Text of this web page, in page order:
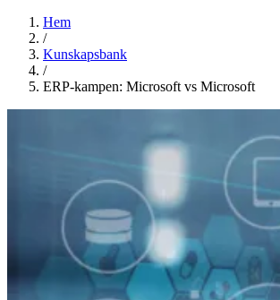
Hem
/
Kunskapsbank
/
ERP-kampen: Microsoft vs Microsoft